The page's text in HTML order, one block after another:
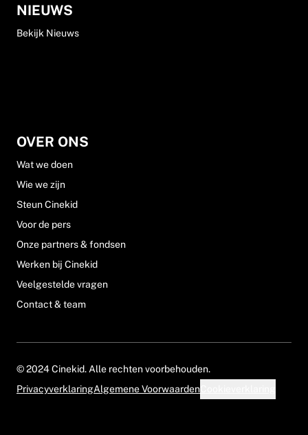
NIEUWS
Bekijk Nieuws
OVER ONS
Wat we doen
Wie we zijn
Steun Cinekid
Voor de pers
Onze partners & fondsen
Werken bij Cinekid
Veelgestelde vragen
Contact & team
© 2024 Cinekid. Alle rechten voorbehouden.
PrivacyverklaringAlgemene Voorwaarden